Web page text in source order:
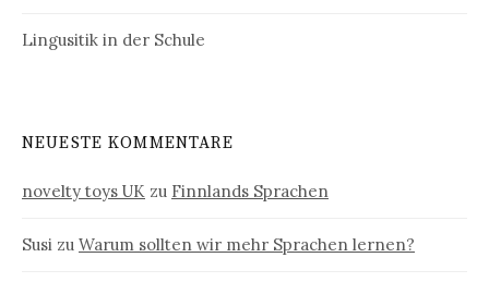
Lingusitik in der Schule
NEUESTE KOMMENTARE
novelty toys UK zu Finnlands Sprachen
Susi zu Warum sollten wir mehr Sprachen lernen?